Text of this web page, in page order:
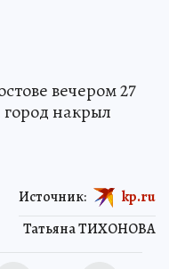
вечером 27
накрыл
Татьяна ТИХОНОВА
Источник: kp.ru